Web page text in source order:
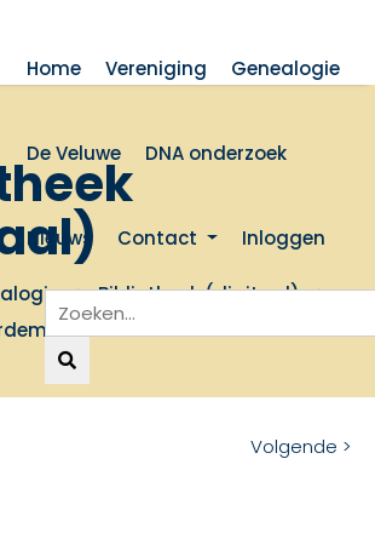
Home Vereniging Genealogie
De Veluwe DNA onderzoek
Nieuws Contact Inloggen
Bibliotheek (digitaal)
1550-2003
Volgende >